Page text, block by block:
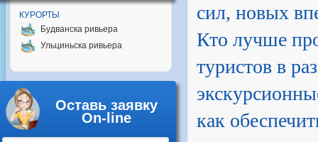
КУРОРТЫ
Будванска ривьера
Ульциньска ривьера
Оставь заявку
On-line
сил, новых
Кто лучше
туристов в
как